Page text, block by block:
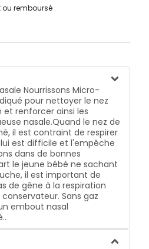
remboursé
Nourrissons Micro-
pour nettoyer le nez
renforcer ainsi les
nasale.Quand le nez de
il est contraint de respirer
est difficile et l'empêche
dans de bonnes
le jeune bébé ne sachant
il est important de
de gêne à la respiration
Sans gaz
embout nasal